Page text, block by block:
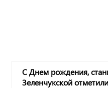
С Днем рождения,
Зеленчукской